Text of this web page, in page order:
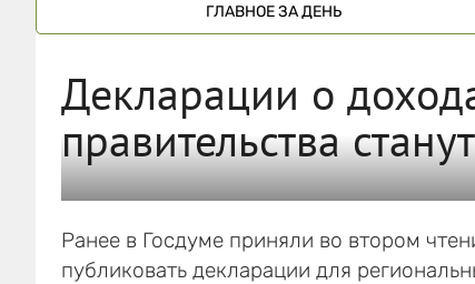
ГЛАВНОЕ ЗА ДЕНЬ
Декларации о
правительства
Ранее в Госдуме приняли во втором
публиковать декларации для